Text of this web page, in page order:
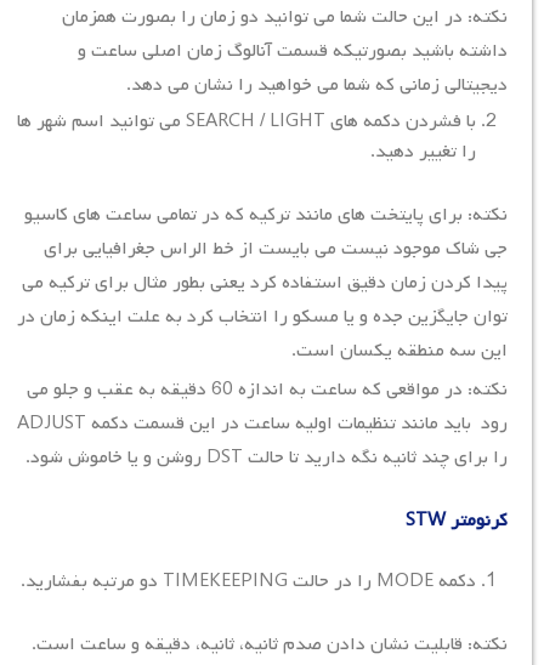
نکته: در این حالت شما می توانید دو زمان را بصورت همزمان
داشته باشید بصورتیکه قسمت آنالوگ زمان اصلی ساعت و
دیجیتالی زمانی که شما می خواهید را نشان می دهد.
با فشردن دکمه های SEARCH / LIGHT می توانید اسم شهر ها
را تغییر دهید.
نکته: برای پایتخت های مانند ترکیه که در تمامی ساعت های کاسیو
جی شاک موجود نیست می بایست از خط الراس جغرافیایی برای
پیدا کردن زمان دقیق استفاده کرد یعنی بطور مثال برای ترکیه می
توان جایگزین جده و یا مسکو را انتخاب کرد به علت اینکه زمان در
این سه منطقه یکسان است.
نکته: در مواقعی که ساعت به اندازه 60 دقیقه به عقب و جلو می
رود باید مانند تنظیمات اولیه ساعت در این قسمت دکمه ADJUST
را برای چند ثانیه نگه دارید تا حالت DST روشن و یا خاموش شود.
کرنومتر STW
دکمه MODE را در حالت TIMEKEEPING دو مرتبه بفشارید.
نکته: قابلیت نشان دادن صدم ثانیه، ثانیه، دقیقه و ساعت است.